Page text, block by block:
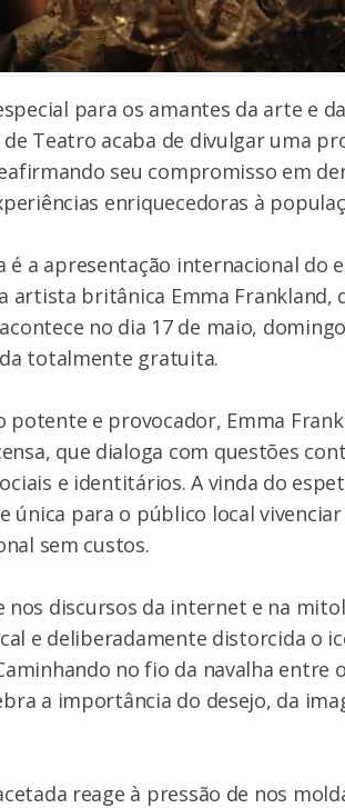
para os amantes da arte e
Teatro acaba de divulgar uma
seu compromisso em
enriquecedoras à
é a apresentação internacional do
artista britânica Emma Frankland,
no dia 17 de maio,
totalmente gratuita.
potente e provocador, Emma
que dialoga com questões
e identitários. A vinda do
única para o público local
sem custos.
discursos da internet e na
e deliberadamente distorcida o
no fio da navalha entre
a importância do desejo, da
reage à pressão de nos